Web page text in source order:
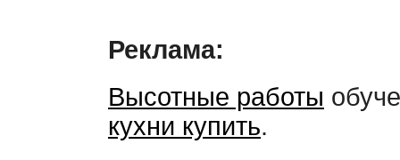
Реклама:
Высотные работы
кухни купить.